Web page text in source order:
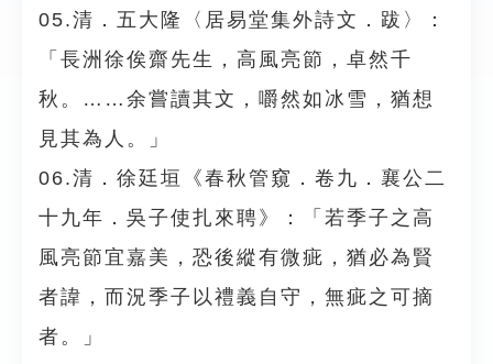
05.清．五大隆〈居易堂集外詩文．跋〉：
「長洲徐俟齋先生，高風亮節，卓然千
秋。……余嘗讀其文，嚼然如冰雪，猶想
見其為人。」
06.清．徐廷垣《春秋管窺．卷九．襄公二
十九年．吳子使扎來聘》：「若季子之高
風亮節宜嘉美，恐後縱有微疵，猶必為賢
者諱，而況季子以禮義自守，無疵之可摘
者。」